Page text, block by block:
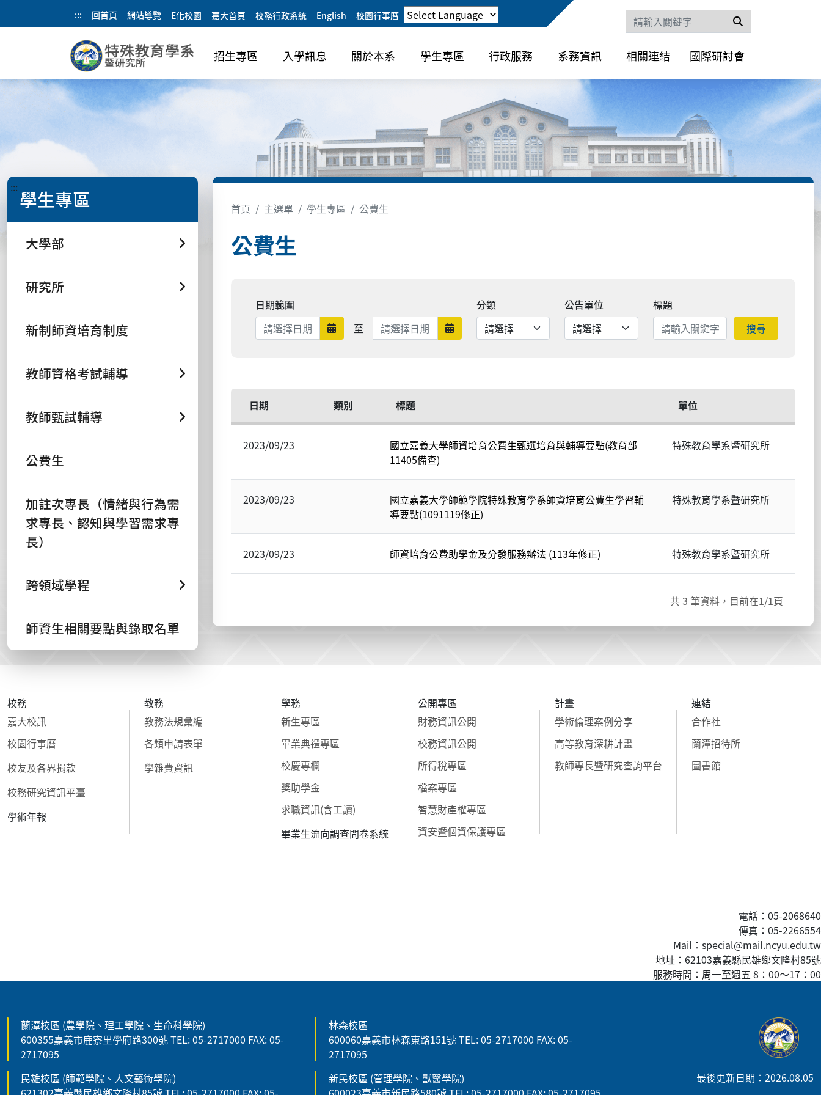
::: 回首頁 網站導覽 E化校園 嘉大首頁 校務行政系統 English 校園行事曆
招生專區 入學訊息 關於本系 學生專區 行政服務 系務資訊 相關連結 國際研討會
::: 學生專區
大學部
研究所
新制師資培育制度
教師資格考試輔導
教師甄試輔導
公費生
加註次專長（情緒與行為需
求專長、認知與學習需求專
長）
跨領域學程
師資生相關要點與錄取名單
首頁 主選單 學生專區 公費生
公費生
日期範圍
日期範圍開始
至 日期範圍結束 日期範圍結束
分類 公告單位
標題
搜尋
日期 類別 標題 單位
2023/09/23
國立嘉義大學師資培育公費生甄選培育與輔導要點(教育部
11405備查)
特殊教育學系暨研究所
2023/09/23
國立嘉義大學師範學院特殊教育學系師資培育公費生學習輔
導要點(1091119修正)
特殊教育學系暨研究所
2023/09/23 師資培育公費助學金及分發服務辦法 (113年修正) 特殊教育學系暨研究所
共3 筆資料，目前在1/1頁
校務
嘉大校訊
校園行事曆
校友及各界捐款
校務研究資訊平臺
學術年報
教務
教務法規彙編
各類申請表單
學雜費資訊
學務
新生專區
畢業典禮專區
校慶專欄
獎助學金
求職資訊(含工讀)
畢業生流向調查問卷系統
公開專區
財務資訊公開
校務資訊公開
所得稅專區
檔案專區
智慧財產權專區
資安暨個資保護專區
計畫
學術倫理案例分享
高等教育深耕計畫
教師專長暨研究查詢平台
連結
合作社
蘭潭招待所
圖書館
電話：05-2068640
傳真 ：05-2266554
Mail：special@mail.ncyu.edu.tw
地址：62103嘉義縣民雄鄉文隆村85號
服務時間：周一至週五 8：00～17：00
蘭潭校區 (農學院、理工學院、生命科學院)
600355嘉義市鹿寮里學府路300號 TEL: 05-2717000 FAX: 05-
2717095
林森校區
600060嘉義市林森東路151號 TEL: 05-2717000 FAX: 05-
2717095
民雄校區 (師範學院、人文藝術學院)
新民校區 (管理學院、獸醫學院)
最後更新日期：2026.08.05